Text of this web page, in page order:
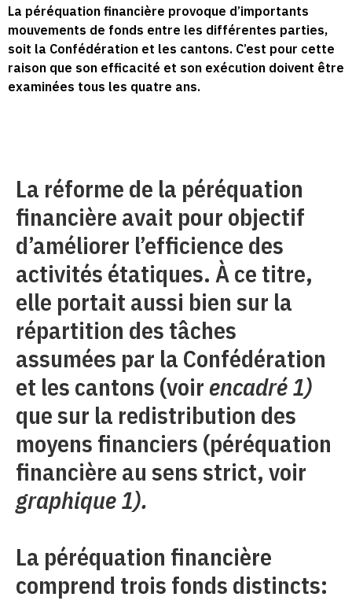
La péréquation financière provoque d’importants
mouvements de fonds entre les différentes parties,
soit la Confédération et les cantons. C’est pour cette
raison que son efficacité et son exécution doivent être
examinées tous les quatre ans.
La réforme de la péréquation
financière avait pour objectif
d’améliorer l’efficience des
activités étatiques. À ce titre,
elle portait aussi bien sur la
répartition des tâches
assumées par la Confédération
et les cantons (voir encadré 1)
que sur la redistribution des
moyens financiers (péréquation
financière au sens strict, voir
graphique 1).
La péréquation financière
comprend trois fonds distincts: